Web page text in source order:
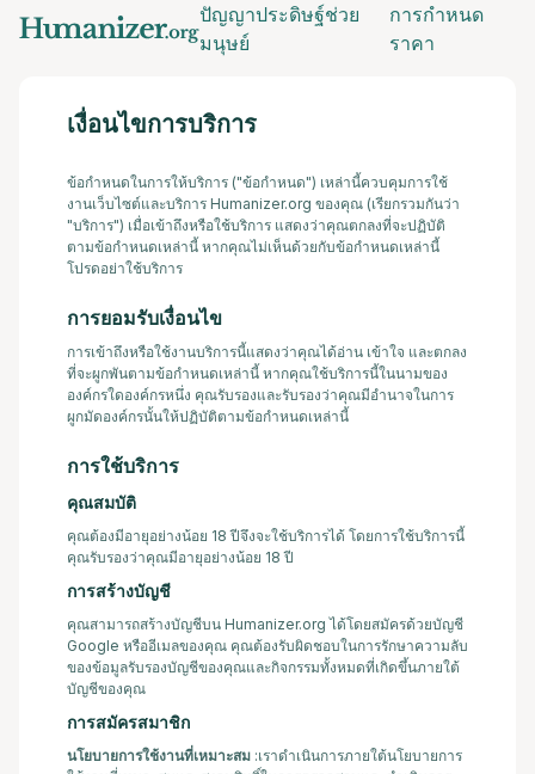
ปัญญาประดิษฐ์ช่วย
มนุษย์
การกำหนด
ราคา
เงื่อนไขการบริการ
ข้อกำหนดในการให้บริการ ("ข้อกำหนด") เหล่านี้ควบคุมการใช้
งานเว็บไซต์และบริการ Humanizer.org ของคุณ (เรียกรวมกันว่า
"บริการ") เมื่อเข้าถึงหรือใช้บริการ แสดงว่าคุณตกลงที่จะปฏิบัติ
ตามข้อกำหนดเหล่านี้ หากคุณไม่เห็นด้วยกับข้อกำหนดเหล่านี้
โปรดอย่าใช้บริการ
การยอมรับเงื่อนไข
การเข้าถึงหรือใช้งานบริการนี้แสดงว่าคุณได้อ่าน เข้าใจ และตกลง
ที่จะผูกพันตามข้อกำหนดเหล่านี้ หากคุณใช้บริการนี้ในนามของ
องค์กรใดองค์กรหนึ่ง คุณรับรองและรับรองว่าคุณมีอำนาจในการ
ผูกมัดองค์กรนั้นให้ปฏิบัติตามข้อกำหนดเหล่านี้
การใช้บริการ
คุณสมบัติ
คุณต้องมีอายุอย่างน้อย 18 ปีจึงจะใช้บริการได้ โดยการใช้บริการนี้
คุณรับรองว่าคุณมีอายุอย่างน้อย 18 ปี
การสร้างบัญชี
คุณสามารถสร้างบัญชีบน Humanizer.org ได้โดยสมัครด้วยบัญชี
Google หรืออีเมลของคุณ คุณต้องรับผิดชอบในการรักษาความลับ
ของข้อมูลรับรองบัญชีของคุณและกิจกรรมทั้งหมดที่เกิดขึ้นภายใต้
บัญชีของคุณ
การสมัครสมาชิก
นโยบายการใช้งานที่เหมาะสม :เราดำเนินการภายใต้นโยบายการ